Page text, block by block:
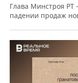
Глава Минстроя РТ
падении продаж